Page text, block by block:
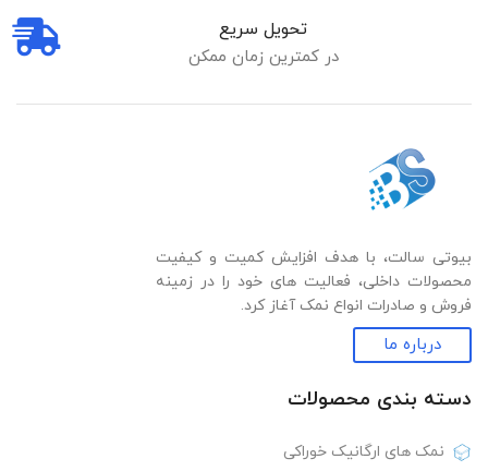
تحویل سریع
در کمترین زمان ممکن
بیوتی سالت، با هدف افزایش کمیت و کیفیت
محصولات داخلی، فعالیت های خود را در زمینه
فروش و صادرات انواع نمک آغاز کرد.
درباره ما
دسته بندی‌ محصولات
نمک های ارگانیک خوراکی